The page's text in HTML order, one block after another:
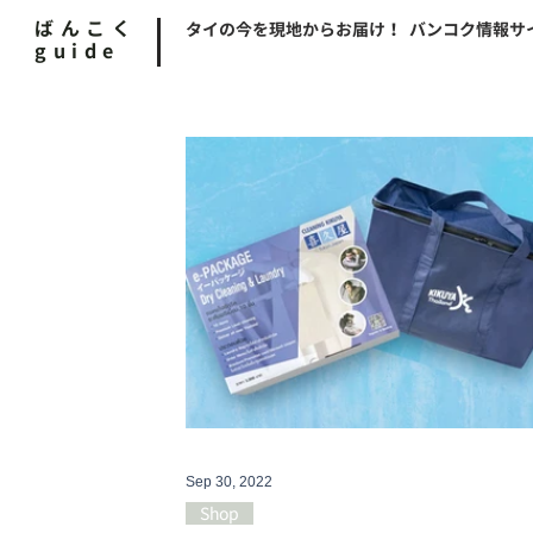
ばんこく
guide
タイの今を現地からお届け！ バンコク情報サ
Shop
Sep 30, 2022